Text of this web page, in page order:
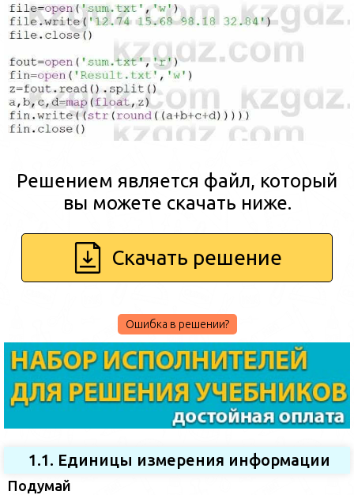
Решением является файл, который
вы можете скачать ниже.
Скачать решение
Ошибка в решении?
1.1. Единицы измерения информации
Подумай